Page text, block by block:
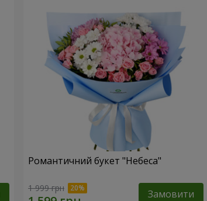
Романтичний букет "Небеса"
1 999 грн Замовити